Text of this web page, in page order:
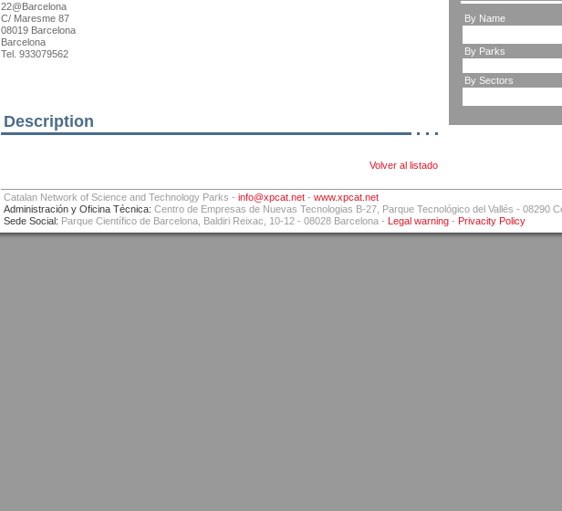
22@Barcelona
C/ Maresme 87
08019 Barcelona
Barcelona
Tel. 933079562
Description
Volver al listado
By Name
By Parks
By Sectors
Catalan Network of Science and Technology Parks - info@xpcat.net - www.xpcat.net
Administración y Oficina Técnica: Centro de Empresas de Nuevas Tecnologias B-27, Parque Tecnológico del Vallés - 08290
Sede Social: Parque Científico de Barcelona, Baldiri Reixac, 10-12 - 08028 Barcelona - Legal warning - Privacity Policy